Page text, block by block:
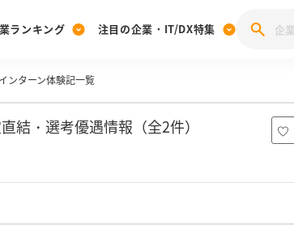
[27卒] 本選考体験記投稿キャンペーン
ランキング
みんなのDX企業就職ブランド調査
注目の企業・IT/DX特集
ンターン体験記一覧
結・選考優遇情報（全2件）